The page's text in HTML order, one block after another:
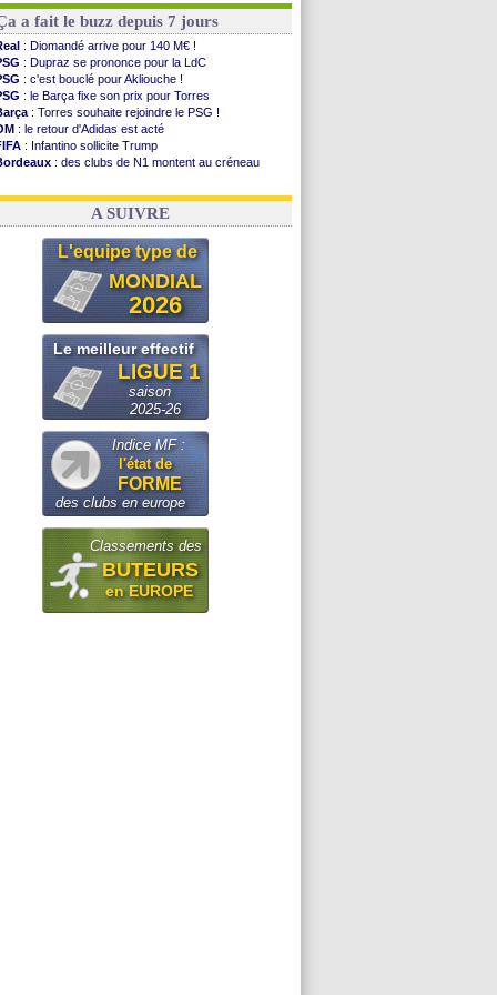
a fait le buzz depuis 7 jours
: Diomandé arrive pour 140 M€ !
: Dupraz se prononce pour la LdC
: c'est bouclé pour Akliouche !
: le Barça fixe son prix pour Torres
: Torres souhaite rejoindre le PSG !
: le retour d'Adidas est acté
: Infantino sollicite Trump
: des clubs de N1 montent au créneau
: le démenti de Leipzig pour Diomandé
A SUIVRE
L'equipe type de
MONDIAL
2026
Le meilleur effectif
LIGUE 1
saison
2025-26
Indice MF :
l'état de
FORME
des clubs en europe
Classements des
BUTEURS
en EUROPE